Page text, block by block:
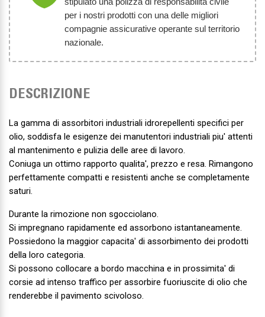
per i nostri prodotti con una delle migliori
compagnie assicurative operante sul territorio
nazionale.
DESCRIZIONE
La gamma di assorbitori industriali idrorepellenti specifici per
olio, soddisfa le esigenze dei manutentori industriali piu' attenti
al mantenimento e pulizia delle aree di lavoro.
Coniuga un ottimo rapporto qualita', prezzo e resa. Rimangono
perfettamente compatti e resistenti anche se completamente
saturi.
Durante la rimozione non sgocciolano.
Si impregnano rapidamente ed assorbono istantaneamente.
Possiedono la maggior capacita' di assorbimento dei prodotti
della loro categoria.
Si possono collocare a bordo macchina e in prossimita' di
corsie ad intenso traffico per assorbire fuoriuscite di olio che
renderebbe il pavimento scivoloso.